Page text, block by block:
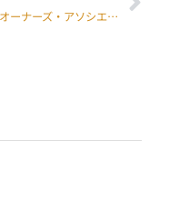
ホームオーナーズ・アソシエーション(HOA)とは【後編】